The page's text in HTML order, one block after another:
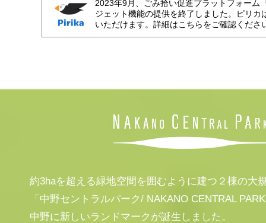
2023年9月、ごみ拾い促進プラットフォーム
ジェット機能の提供を終了しました。ピリカ
いただけます。詳細はこちらをご確認くださ
約3haを超える緑地空間を囲むように建つ２棟の大
「中野セントラルパーク/ NAKANO CENTRAL
中野に新しいランドマークが誕生しました。